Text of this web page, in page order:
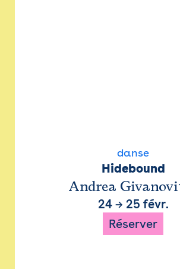
danse
Hidebound
Andrea
24→ 25 févr.
Réserver